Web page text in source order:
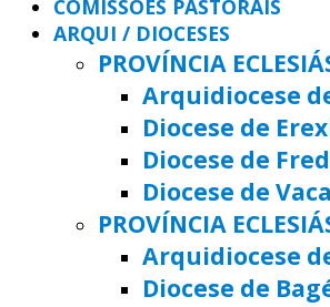
COMISSÕES PASTORAIS
ARQUI / DIOCESES
PROVÍNCIA
Arquidiocese
Diocese de
Diocese de
Diocese de
PROVÍNCIA
Arquidiocese
Diocese de